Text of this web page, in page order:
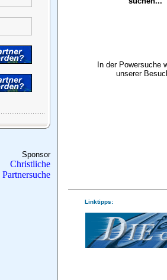
Sponsor
In der Powersuche
unserer
Linktipps: